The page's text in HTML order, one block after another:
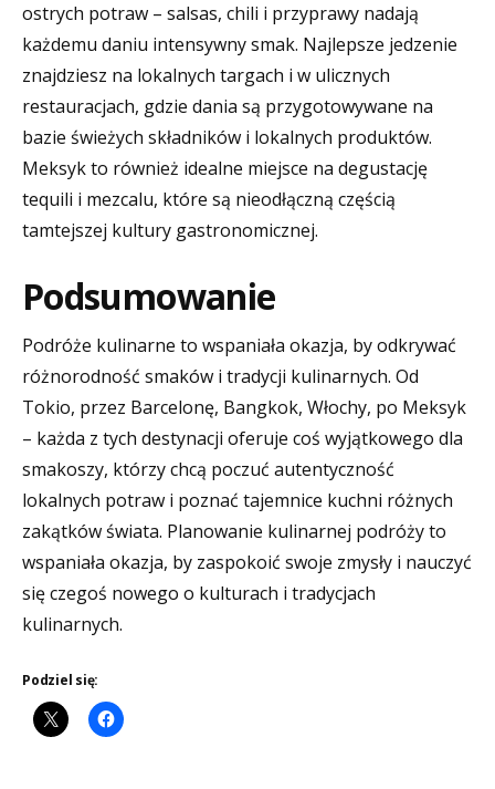
ostrych potraw – salsas, chili i przyprawy nadają
każdemu daniu intensywny smak. Najlepsze jedzenie
znajdziesz na lokalnych targach i w ulicznych
restauracjach, gdzie dania są przygotowywane na
bazie świeżych składników i lokalnych produktów.
Meksyk to również idealne miejsce na degustację
tequili i mezcalu, które są nieodłączną częścią
tamtejszej kultury gastronomicznej.
Podsumowanie
Podróże kulinarne to wspaniała okazja, by odkrywać
różnorodność smaków i tradycji kulinarnych. Od
Tokio, przez Barcelonę, Bangkok, Włochy, po Meksyk
– każda z tych destynacji oferuje coś wyjątkowego dla
smakoszy, którzy chcą poczuć autentyczność
lokalnych potraw i poznać tajemnice kuchni różnych
zakątków świata. Planowanie kulinarnej podróży to
wspaniała okazja, by zaspokoić swoje zmysły i nauczyć
się czegoś nowego o kulturach i tradycjach
kulinarnych.
Podziel się: